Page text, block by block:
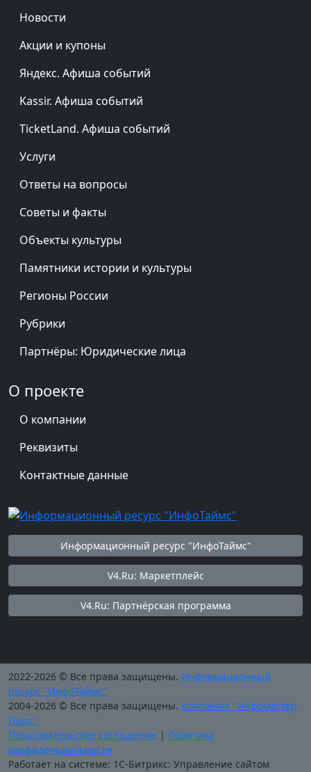
Новости
Акции и купоны
Яндекс. Афиша событий
Kassir. Афиша событий
TicketLand. Афиша событий
Услуги
Ответы на вопросы
Советы и факты
Объекты культуры
Памятники истории и культуры
Регионы России
Рубрики
Партнёры: Юридические лица
О проекте
О компании
Реквизиты
Контактные данные
Информационный ресурс "ИнфоТаймс"
V4.Ru: Маркетплейс
V4.Ru: Партнёрская программа
2022-2026 © Все права защищены. Информационный
ресурс "ИнфоТаймс"
2004-2026 © Все права защищены. Компания "Инфомастер
Плюс"
Пользовательское соглашение | Политика
конфиденциальности
Работает на системе: 1С-Битрикс: Управление сайтом